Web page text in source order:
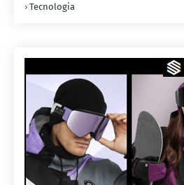
Tecnologia